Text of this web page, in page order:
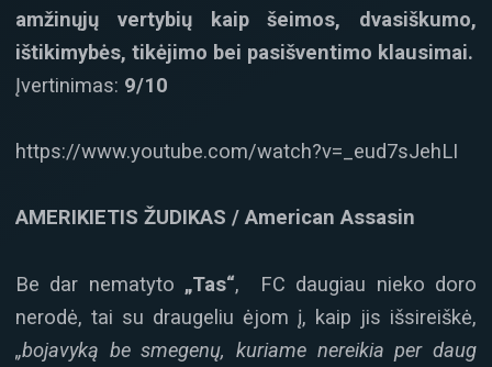
amžinųjų vertybių kaip šeimos, dvasiškumo,
ištikimybės, tikėjimo bei pasišventimo klausimai.
Įvertinimas: 9/10
https://www.youtube.com/watch?v=_eud7sJehLI
AMERIKIETIS ŽUDIKAS / American Assasin
Be dar nematyto „Tas“, FC daugiau nieko doro
nerodė, tai su draugeliu ėjom į, kaip jis išsireiškė,
„bojavyką be smegenų, kuriame nereikia per daug